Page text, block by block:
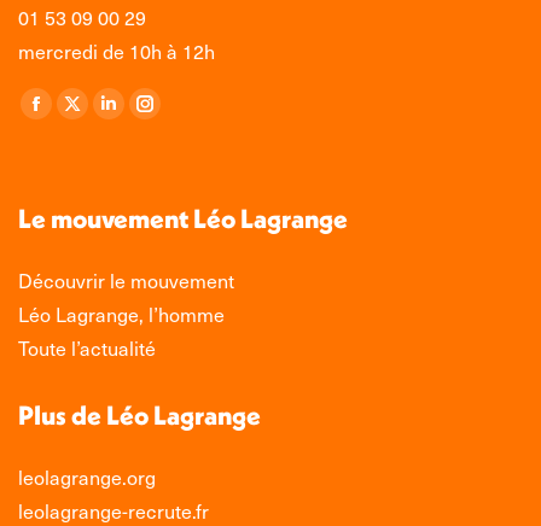
01 53 09 00 29
mercredi de 10h à 12h
Retrouvez-nous sur :
La
s'ouvre
une
nouvelle
fenêtre
La
s'ouvre
une
fenêtre
La
s'ouvre
une
nouvelle
fenêtre
La
s'ouvre
une
nouvelle
fenêtre
Le mouvement Léo Lagrange
Découvrir le mouvement
Léo Lagrange, l’homme
Toute l’actualité
Plus de Léo Lagrange
leolagrange.org
leolagrange-recrute.fr